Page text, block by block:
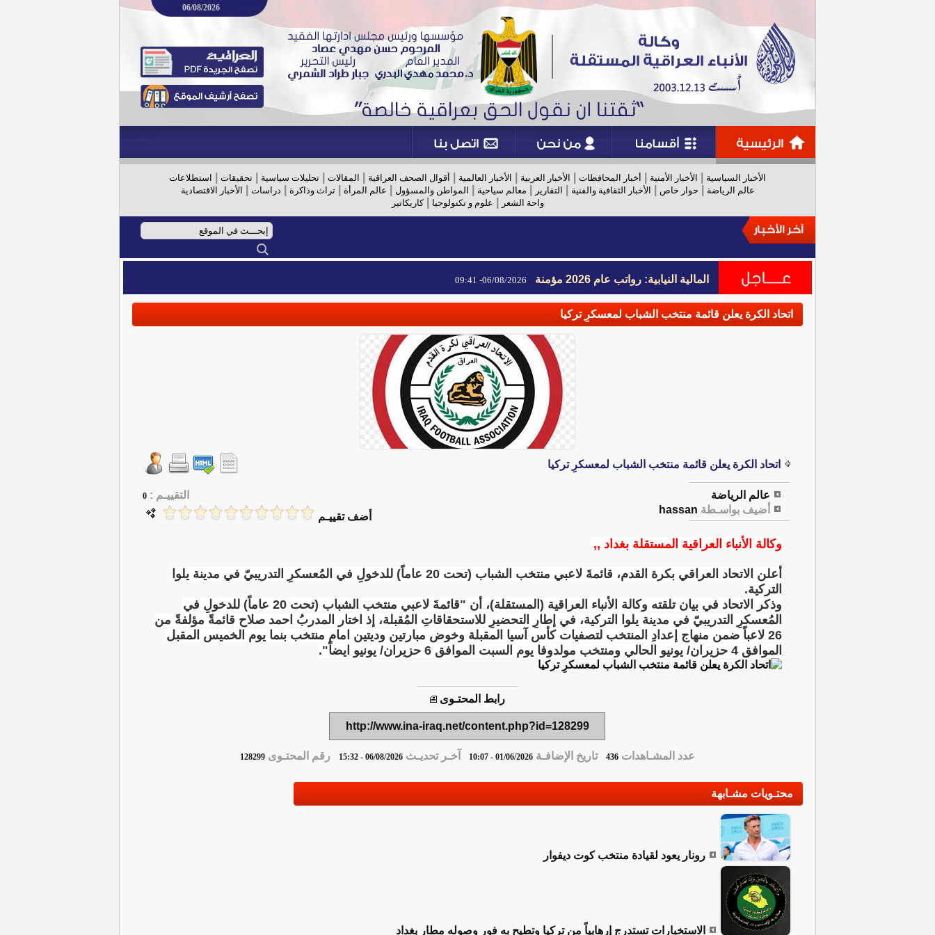
06/08/2026
الأخبار السياسية الأخبار الأمنية أخبار المحافظات الأخبار العربية الأخبار العالمية أقوال الصحف العراقية المقالات تحليلات سياسية تحقيقات
استطلاعات
عالم الرياضة
حوار خاص الأخبار الثقافية والفنية التقارير معالم سياحية المواطن والمسؤول عالم المرأة |تراث وذاكرة دراسات
الأخبار الاقتصادية
واحة الشعر
علوم و تكنولوجيا |كاريكاتير
المالية النيابية: رواتب عام 2026 مؤمنة 06/08/2026- 09:41
المالية النيابية: رواتب عام 2026 مؤمنة 06/08/2026- 09:41
اتحاد الكرة يعلن قائمة منتخب الشباب لمعسكرِ تركيا
اتحاد الكرة يعلن قائمة منتخب الشباب لمعسكرِ تركيا
عالم الرياضة التقييـم : 0
أضيف بواسـطة hassan
أضف تقييـم
وكالة الأنباء العراقية المستقلة بغداد ,,
أعلن الاتحاد العراقي بكرة القدم، قائمةَ لاعبي منتخب الشباب (تحت 20 عاماً) للدخولِ في المُعسكرِ التدريبيّ في مدينة يلوا
التركية.
وذكر الاتحاد في بيان تلقته وكالة الأنباء العراقية (المستقلة)، أن "قائمةَ لاعبي منتخب الشباب (تحت 20 عاماً) للدخولِ في
المُعسكرِ التدريبيّ في مدينة يلوا التركية، في إطارِ التحضيرِ للاستحقاقاتِ المُقبلة، إذ اختار المدربُ احمد صلاح قائمةً مؤلفةً من
26 لاعباً ضمن منهاجِ إعدادِ المنتخب لتصفيات كأس آسيا المقبلة وخوض مبارتين وديتين امام منتخب بنما يوم الخميس المقبل
الموافق 4 حزيران/ يونيو الحالي ومنتخب مولدوفا يوم السبت الموافق 6 حزيران/ يونيو ايضاً".
رابط المحتـوى
http://www.ina-iraq.net/content.php?id=128299
عدد المشـاهدات436 تاريخ الإضافـة01/06/2026 - 10:07 آخـر تحديـث06/08/2026 - 15:32 رقم المحتـوى128299
محتـويات مشـابهة
رونار يعود لقيادة منتخب كوت ديفوار
الاستخبارات تستدرج إرهابياً من تركيا وتطيح به فور وصوله مطار بغداد